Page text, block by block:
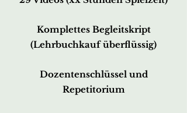
Komplettes Begleitskript
(Lehrbuchkauf überflüssig)
Dozentenschlüssel und
Repetitorium